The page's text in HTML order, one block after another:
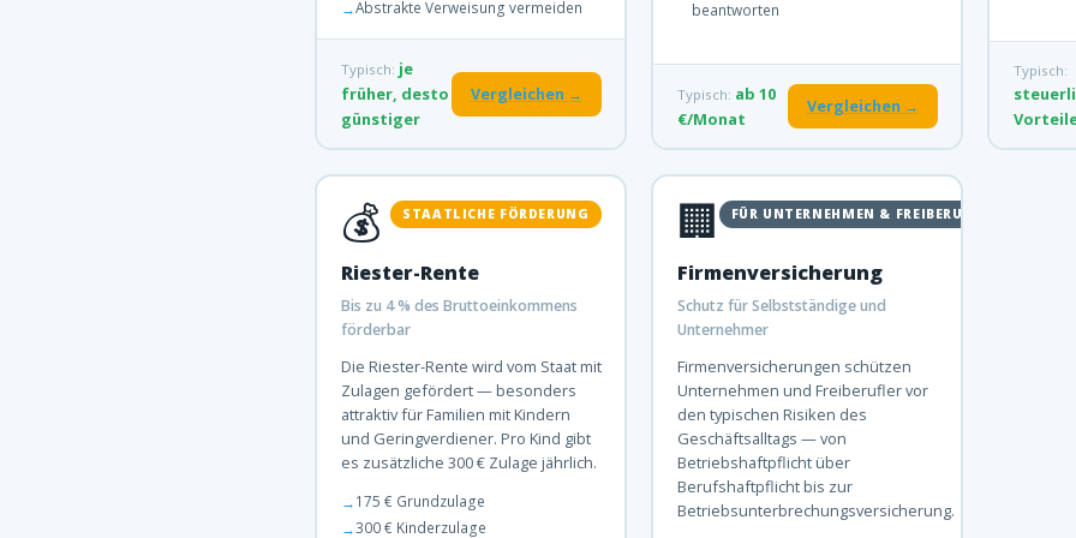
Abstrakte Verweisung vermeiden
Typisch: je
früher, desto
günstiger
Vergleichen →
beantworten
Typisch: ab 10
€/Monat
Vergleichen →
Typisch:
💰 STAATLICHE FÖRDERUNG
Riester-Rente
Bis zu 4 % des Bruttoeinkommens
förderbar
Die Riester-Rente wird vom Staat mit
Zulagen gefördert — besonders
attraktiv für Familien mit Kindern
und Geringverdiener. Pro Kind gibt
es zusätzliche 300 € Zulage jährlich.
175 € Grundzulage
300 € Kinderzulage
🏢 FÜR UNTERNEHMEN & FREIBERUFLER
Firmenversicherung
Schutz für Selbstständige und
Unternehmer
Firmenversicherungen schützen
Unternehmen und Freiberufler vor
den typischen Risiken des
Geschäftsalltags — von
Betriebshaftpflicht über
Berufshaftpflicht bis zur
Betriebsunterbrechungsversicherung.